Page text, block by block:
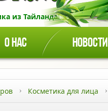
из Тайланда!
О НАС НОВОСТИ
Косметика для лица